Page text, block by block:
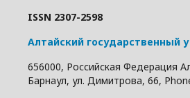
ISSN 2307-2598
Алтайский государственный
656000, Российская Федерация
Барнаул, ул. Димитрова, 66,